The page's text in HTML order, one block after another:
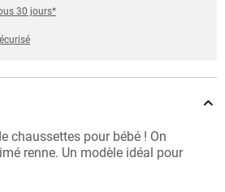
30 jours*
chaussettes pour bébé ! On
renne. Un modèle idéal pour